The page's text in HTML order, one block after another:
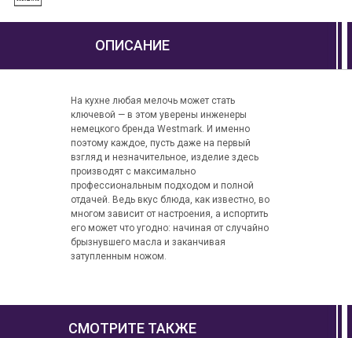
ОПИСАНИЕ
На кухне любая мелочь может стать
ключевой — в этом уверены инженеры
немецкого бренда Westmark. И именно
поэтому каждое, пусть даже на первый
взгляд и незначительное, изделие здесь
производят с максимально
профессиональным подходом и полной
отдачей. Ведь вкус блюда, как известно, во
многом зависит от настроения, а испортить
его может что угодно: начиная от случайно
брызнувшего масла и заканчивая
затупленным ножом.
СМОТРИТЕ ТАКЖЕ